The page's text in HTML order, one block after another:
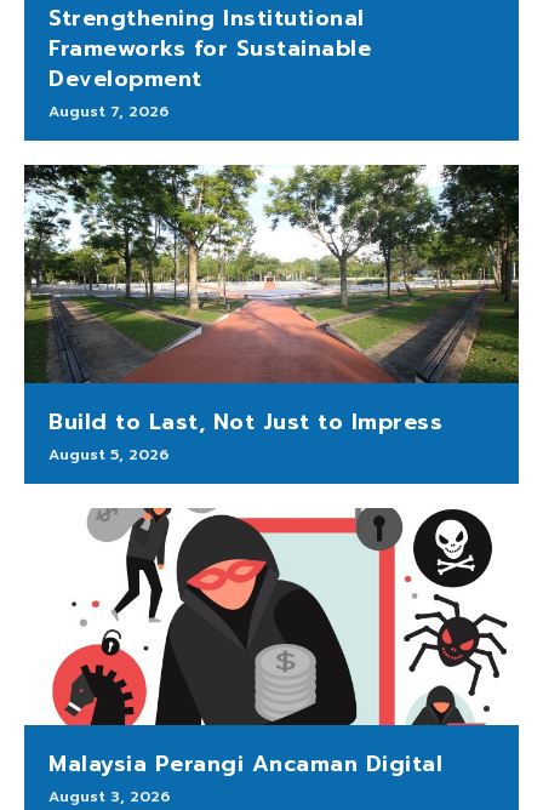
Strengthening Institutional
Frameworks for Sustainable
Development
August 7, 2026
Build to Last, Not Just to Impress
August 5, 2026
Malaysia Perangi Ancaman Digital
August 3, 2026